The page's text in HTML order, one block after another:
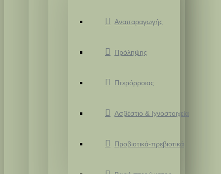
Αναπαραγωγής
Πρόληψης
Πτερόρροιας
Ασβέστιο & Ιχνοστοιχεία
Προβιοτικά-πρεβιοτικά